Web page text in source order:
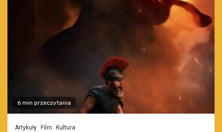
6 min przeczytania
Artykuły Film Kultura